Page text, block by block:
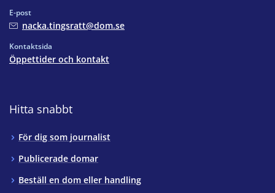
E-post
nacka.tingsratt@dom.se
Kontaktsida
Öppettider och kontakt
Hitta snabbt
För dig som journalist
Publicerade domar
Beställ en dom eller handling